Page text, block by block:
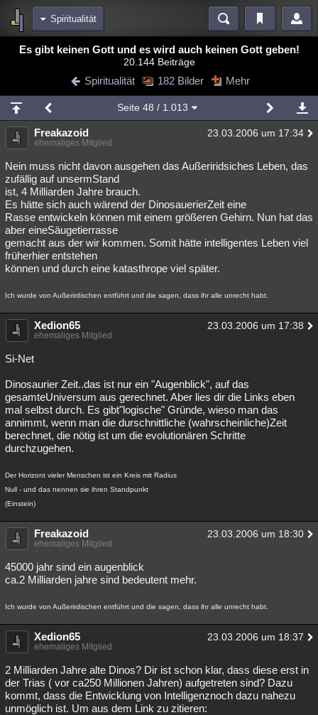
Spiritualität
Bereiche
Diskussionen Blogs Videos
Chat Wiki Neuigkeiten
meine Rubriken
Menschen Wissenschaft Mystery Kriminalfälle
Spiritualität Verschwörungen Technologie Ufologie
Natur Umfragen Unterhaltung
weitere Rubriken
Philosophie Träume
Astronomie Helpdesk Gruppen Gaming
Musik Clash Verbesserungen Allmystery English
Übersichten
Besucht Teilgenommen
Lesenswert
Es gibt keinen Gott und es wird auch keinen Gott geben!
20.144 Beiträge
Spiritualität 182 Bilder Mehr
Seite 48 / 1.013
Freakazoid 23.03.2006 um 17:34
ehemaliges Mitglied
Nein muss nicht davon ausgehen das Außeriridsiches Leben, das
zufällig auf unsermStand
ist, 4 Milliarden Jahre brauch.
Es hätte sich auch wärend der DinosauerierZeit eine
Rasse entwickeln können mit einem größeren Gehirn. Nun hat das
aber eineSäugetierrasse
gemacht aus der wir kommen. Somit hätte intelligentes Leben viel
früherhier entstehen
können und durch eine katasthrope viel später.
Ich wurde von Außerirdischen entführt und die sagen, dass ihr alle unrecht habt.
Xedion65 23.03.2006 um 17:38
ehemaliges Mitglied
Si-Net
Dinosaurier Zeit..das ist nur ein "Augenblick", auf das
gesamteUniversum aus gerechnet. Aber lies dir die Links eben
mal selbst durch. Es gibt"logische" Gründe, wieso man das
annimmt, wenn man die durschnittliche (wahrscheinliche)Zeit
berechnet, die nötig ist um die evolutionären Schritte
durchzugehen.
Der Horizont vieler Menschen ist ein Kreis mit Radius
Null - und das nennen sie ihren Standpunkt
(Einstein)
Freakazoid 23.03.2006 um 18:30
ehemaliges Mitglied
45000 jahr sind ein augenblick
ca.2 Milliarden jahre sind bedeutent mehr.
Ich wurde von Außerirdischen entführt und die sagen, dass ihr alle unrecht habt.
Xedion65 23.03.2006 um 18:37
ehemaliges Mitglied
2 Milliarden Jahre alte Dinos? Dir ist schon klar, dass diese erst in
der Trias ( vor ca250 Millionen Jahren) aufgetreten sind? Dazu
kommt, dass die Entwicklung von Intelligenznoch dazu nahezu
unmöglich ist. Um aus dem Link zu zitieren: